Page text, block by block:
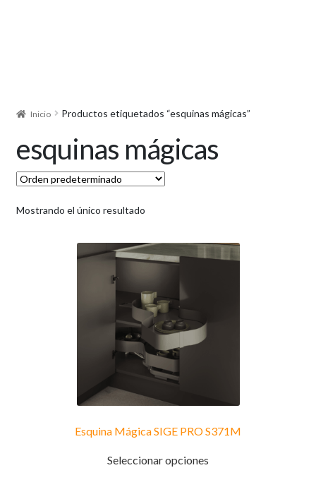
Inicio Productos etiquetados “esquinas mágicas”
esquinas mágicas
Mostrando el único resultado
Esquina Mágica SIGE PRO S371M
Seleccionar opciones